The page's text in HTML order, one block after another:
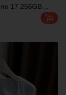
17 256GB
Camera With
Front Lens,